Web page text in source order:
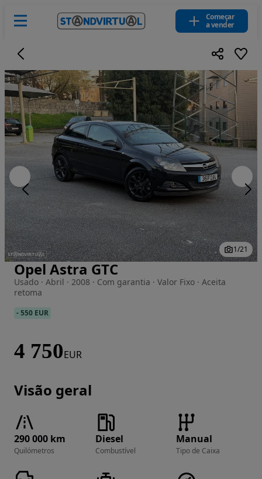
Começar
a vender
Imagem 1 de 21
1/21
Opel Astra GTC
Usado · Abril · 2008 · Com garantia · Valor Fixo · Aceita
retoma
-550 EUR
4 750EUR
Visão geral
290 000 km
Quilómetros
Diesel
Combustível
Manual
Tipo de Caixa